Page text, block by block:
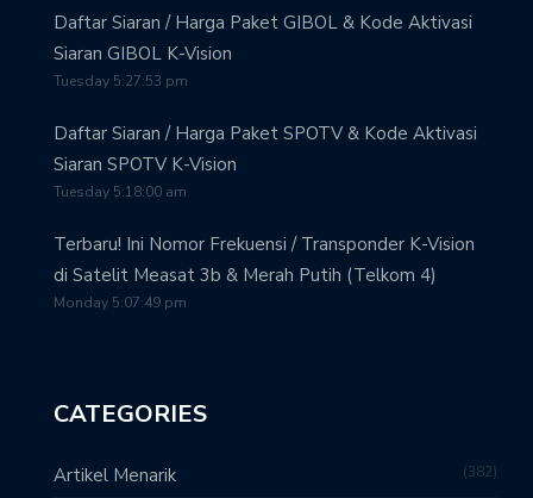
Daftar Siaran / Harga Paket GIBOL & Kode Aktivasi
Siaran GIBOL K-Vision
Tuesday 5:27:53 pm
Daftar Siaran / Harga Paket SPOTV & Kode Aktivasi
Siaran SPOTV K-Vision
Tuesday 5:18:00 am
Terbaru! Ini Nomor Frekuensi / Transponder K-Vision
di Satelit Measat 3b & Merah Putih (Telkom 4)
Monday 5:07:49 pm
CATEGORIES
Artikel Menarik 382